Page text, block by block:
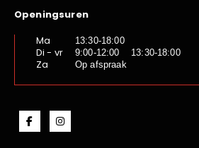
Openingsuren
Ma
13:30-18:00
Di - vr 9:00-12:00 13:30-18:00
Za Op afspraak